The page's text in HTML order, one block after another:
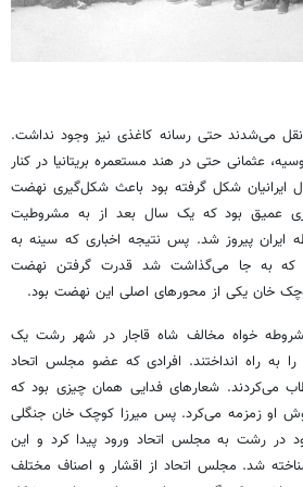
می‌شدند حتی رسانه کاغذی نیز وجود نداشت.
عثمانی حتی در هند مستعمره بریتانیا در کنار
ایرانیان شکل گرفته بود باعث شکل‌گیری نهضت
عمیق بود که یک سال بعد از به مشروطیت
ایران پیروز شد. پس نتیجه اخباری که سینه به
که به جا می‌گذاشت شد قدرت گرفتن نهضت
خان یکی از محورهای اصلی این نهضت بود.
خواه مخالف شاه قاجار در شهر رشت یک
به راه انداختند. افرادی که عضو مجلس اتحاد
می‌کردند. شعارهای فدایی همان چیزی بود که
او زمزمه می‌کرد. پس میرزا کوچک خان جنگلی
در رشت به مجلس اتحاد ورود پیدا کرد و این
شد. مجلس اتحاد از اقشار و اصناف مختلف